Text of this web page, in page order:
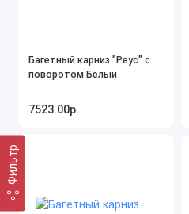
Фильтр
Багетный карниз "Реус" с
поворотом Белый
7523.00р.